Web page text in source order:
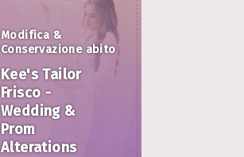
Modifica &
Conservazione abito
Kee's Tailor
Frisco -
Wedding &
Prom
Alterations